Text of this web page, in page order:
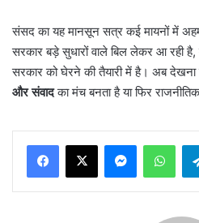
संसद का यह मानसून सत्र कई मायनों में
सरकार बड़े सुधारों वाले बिल लेकर आ रही है,
सरकार को घेरने की तैयारी में है। अब देखना
और संवादका मंच बनता है या फिर
Messenger